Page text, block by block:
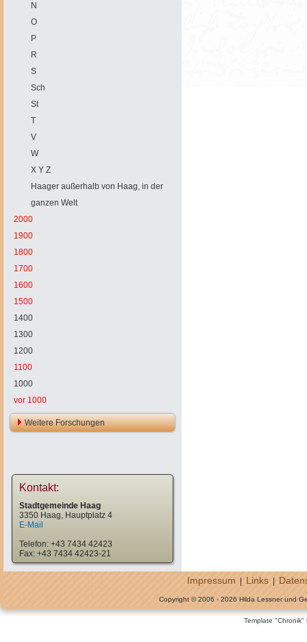
N
O
P
R
S
Sch
St
T
V
W
X Y Z
Haager außerhalb von Haag, in der
ganzen Welt
2000
1900
1800
1700
1600
1500
1400
1300
1200
1100
1000
vor 1000
Weitere Forschungen
Kontakt:
Stadtgemeinde Haag
3350 Haag, Hauptplatz 4
E-Mail
Telefon: +43 7434 42423
Fax: +43 7434 42423-21
Impressum|Links|
Copyright © 2006 - 2026 Hilda Lessner und
Template